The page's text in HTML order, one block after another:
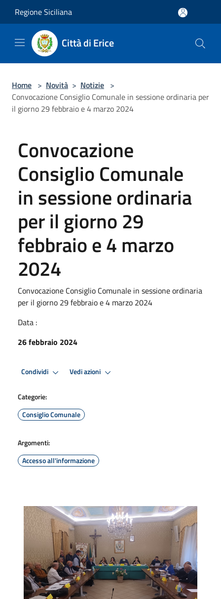
Regione Siciliana
Città di Erice
Home > Novità > Notizie >
Convocazione Consiglio Comunale in sessione ordinaria per
il giorno 29 febbraio e 4 marzo 2024
Convocazione
Consiglio Comunale
in sessione ordinaria
per il giorno 29
febbraio e 4 marzo
2024
Convocazione Consiglio Comunale in sessione ordinaria
per il giorno 29 febbraio e 4 marzo 2024
Data :
26 febbraio 2024
Condividi Vedi azioni
Categorie:
Consiglio Comunale
Argomenti:
Accesso all'informazione